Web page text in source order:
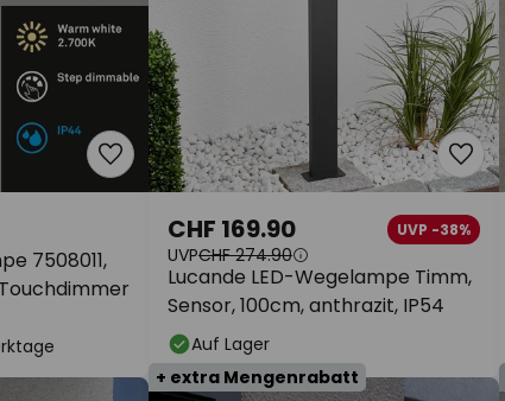
7508011,
Lucande LED-Wegelampe Timm,
Sensor, 100cm, anthrazit, IP54
CHF 169.90 UVP -38%
UVPCHF 274.90
Auf Lager
+ extra Mengenrabatt